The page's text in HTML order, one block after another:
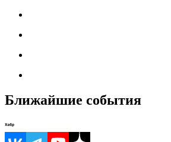
Ближайшие события